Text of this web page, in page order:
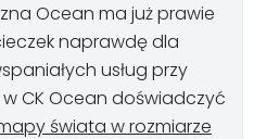
Ocean ma już prawie
naprawdę dla
usług przy
CK Ocean doświadczyć
świata w rozmiarze